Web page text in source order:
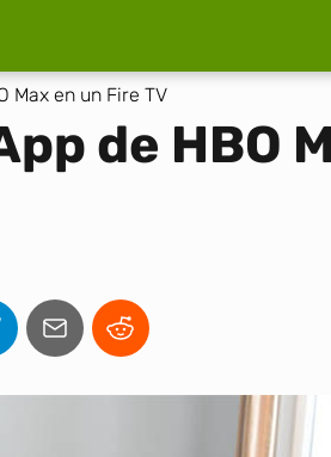
Max en un Fire TV
de HBO